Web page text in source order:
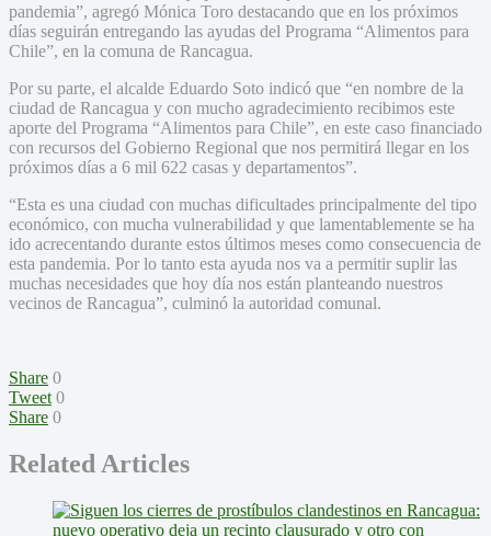
pandemia”, agregó Mónica Toro destacando que en los próximos
días seguirán entregando las ayudas del Programa “Alimentos para
Chile”, en la comuna de Rancagua.
Por su parte, el alcalde Eduardo Soto indicó que “en nombre de la
ciudad de Rancagua y con mucho agradecimiento recibimos este
aporte del Programa “Alimentos para Chile”, en este caso financiado
con recursos del Gobierno Regional que nos permitirá llegar en los
próximos días a 6 mil 622 casas y departamentos”.
“Esta es una ciudad con muchas dificultades principalmente del tipo
económico, con mucha vulnerabilidad y que lamentablemente se ha
ido acrecentando durante estos últimos meses como consecuencia de
esta pandemia. Por lo tanto esta ayuda nos va a permitir suplir las
muchas necesidades que hoy día nos están planteando nuestros
vecinos de Rancagua”, culminó la autoridad comunal.
Share 0
Tweet 0
Share 0
Related Articles